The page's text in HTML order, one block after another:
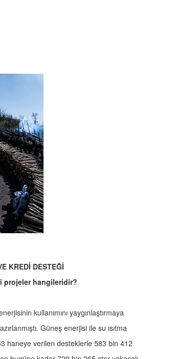
KREDİ DESTEĞİ
projeler hangileridir?
kullanımını yaygınlaştırmaya
Güneş enerjisi ile su ısıtma
haneye verilen desteklerle 583 bin 412